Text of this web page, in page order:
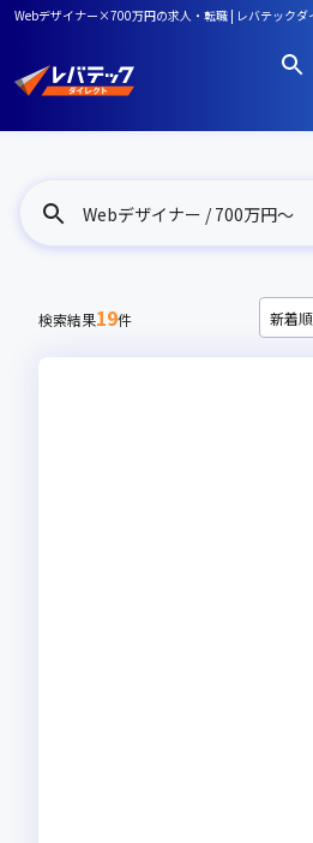
Webデザイナー×700万円の求人・転職 | レバテックダ
Webデザイナー / 700万円〜
検索結果19件